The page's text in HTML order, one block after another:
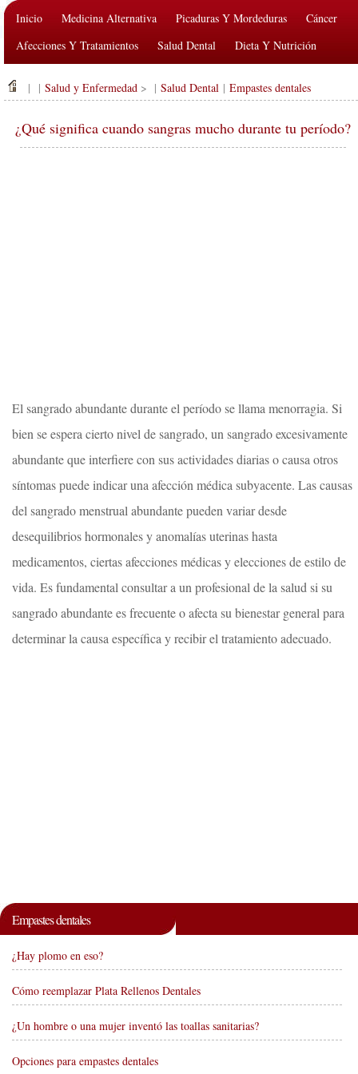
Inicio Medicina Alternativa Picaduras Y Mordeduras
Cáncer
Afecciones Y Tratamientos
Salud Dental
Dieta Y Nutrición
Salud Pública Y Seguridad
Cirugías Y Procedimientos Salud
| | Salud y Enfermedad > | Salud Dental | Empastes dentales
¿Qué significa cuando sangras mucho durante tu período?
El sangrado abundante durante el período se llama menorragia. Si
bien se espera cierto nivel de sangrado, un sangrado excesivamente
abundante que interfiere con sus actividades diarias o causa otros
síntomas puede indicar una afección médica subyacente. Las causas
del sangrado menstrual abundante pueden variar desde
desequilibrios hormonales y anomalías uterinas hasta
medicamentos, ciertas afecciones médicas y elecciones de estilo de
vida. Es fundamental consultar a un profesional de la salud si su
sangrado abundante es frecuente o afecta su bienestar general para
determinar la causa específica y recibir el tratamiento adecuado.
Empastes dentales
¿Hay plomo en eso?
Cómo reemplazar Plata Rellenos Dentales
¿Un hombre o una mujer inventó las toallas sanitarias?
Opciones para empastes dentales